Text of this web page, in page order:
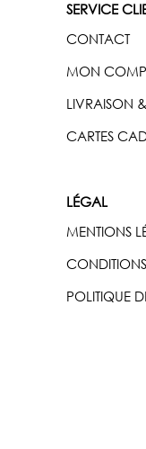
SERVICE
CONTACT
MON
LIVRAISON
CARTES
LÉGAL
MENTIONS
POLITIQUE